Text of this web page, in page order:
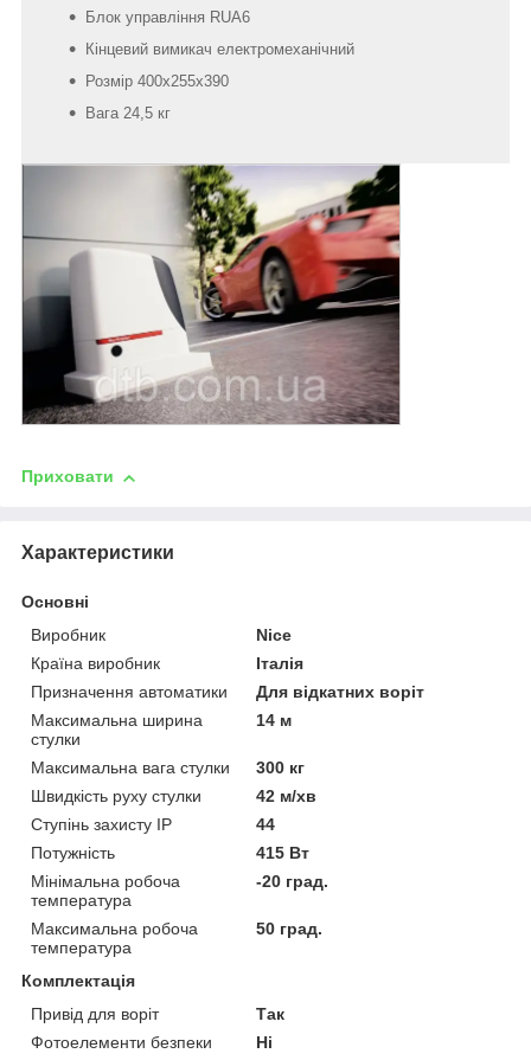
Блок управління RUA6
Кінцевий вимикач електромеханічний
Розмір 400х255х390
Вага 24,5 кг
Приховати
Характеристики
Основні
Виробник
Nice
Країна виробник
Італія
Призначення автоматики
Для відкатних воріт
Максимальна ширина
стулки
14 м
Максимальна вага стулки
300 кг
Швидкість руху стулки
42 м/хв
Ступінь захисту IP
44
Потужність
415 Вт
Мінімальна робоча
температура
-20 град.
Максимальна робоча
температура
50 град.
Комплектація
Привід для воріт
Так
Фотоелементи безпеки
Ні